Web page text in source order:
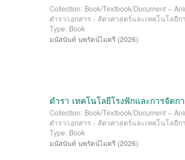
Collection: Book/Textbook/Document –
ตำรา/เอกสาร - สัตวศาสตร์และเทคโนโลยีก
Type: Book
มนัสนันท์ นพรัตน์ไมตรี (2026)
ตำรา เทคโนโลยีโรงฟักและการจัดก
Collection: Book/Textbook/Document –
ตำรา/เอกสาร - สัตวศาสตร์และเทคโนโลยีก
Type: Book
มนัสนันท์ นพรัตน์ไมตรี (2026)